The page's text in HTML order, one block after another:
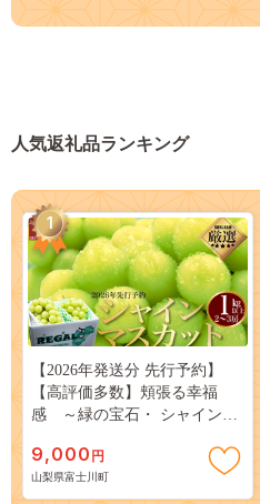
人気返礼品ランキング
1
【2026年発送分 先行予約】
【高評価多数】頬張る幸福
感 ～緑の宝石・ シャインマ
３房） フルーツ 山梨県産 果
物 くだもの シャイン マスカ
9,000 円
山梨県富士川町